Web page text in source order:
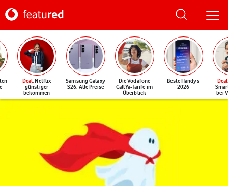
Deal: Netflix
günstiger
bekommen
Samsung Galaxy
S26: Alle Preise
Die Vodafone
CallYa-Tarife im
Überblick
Beste Handys
2026
Deal
bei